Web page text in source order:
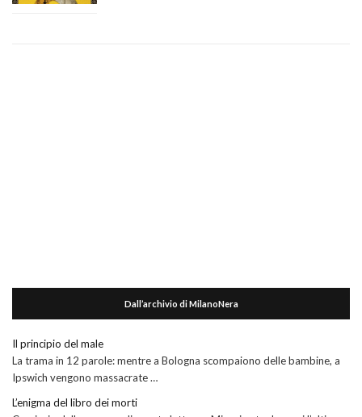
Dall’archivio di MilanoNera
Il principio del male
La trama in 12 parole: mentre a Bologna scompaiono delle bambine, a
Ipswich vengono massacrate …
L’enigma del libro dei morti